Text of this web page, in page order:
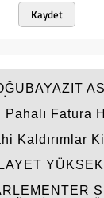
Kaydet
Pahalı Fatura
Kaldırımlar